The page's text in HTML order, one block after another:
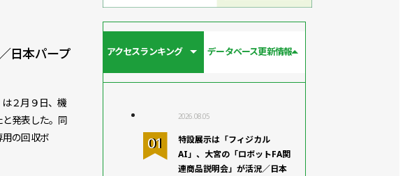
日本パープ
２月９日、機
発表した。同
の回収ボ
アクセスランキング データベース更新情報
2026.08.05
特設展示は「フィジカル
AI」、大宮の「ロボットFA関
連商品説明会」が活況／日本